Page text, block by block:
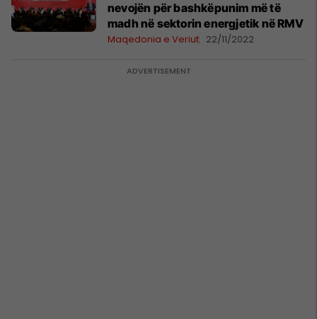
nevojën për bashkëpunim më të
madh në sektorin energjetik në RMV
Maqedonia e Veriut 22/11/2022